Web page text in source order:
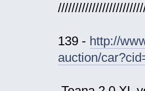
139 - http://
auction/